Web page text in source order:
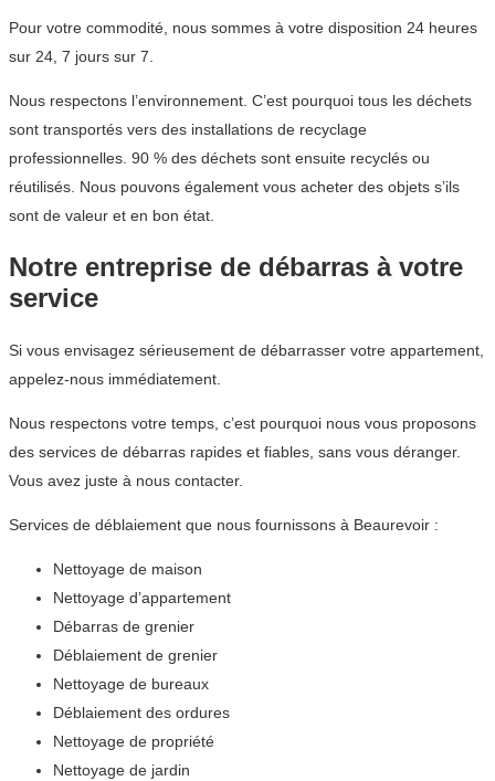
Pour votre commodité, nous sommes à votre disposition 24 heures
sur 24, 7 jours sur 7.
Nous respectons l’environnement. C’est pourquoi tous les déchets
sont transportés vers des installations de recyclage
professionnelles. 90 % des déchets sont ensuite recyclés ou
réutilisés. Nous pouvons également vous acheter des objets s’ils
sont de valeur et en bon état.
Notre entreprise de débarras à votre
service
Si vous envisagez sérieusement de débarrasser votre appartement,
appelez-nous immédiatement.
Nous respectons votre temps, c’est pourquoi nous vous proposons
des services de débarras rapides et fiables, sans vous déranger.
Vous avez juste à nous contacter.
Services de déblaiement que nous fournissons à Beaurevoir :
Nettoyage de maison
Nettoyage d’appartement
Débarras de grenier
Déblaiement de grenier
Nettoyage de bureaux
Déblaiement des ordures
Nettoyage de propriété
Nettoyage de jardin